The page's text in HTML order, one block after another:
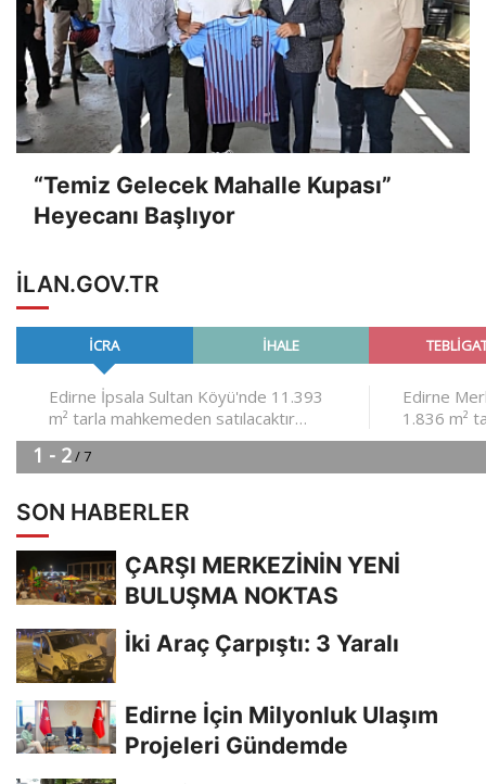
“Temiz Gelecek Mahalle Kupası”
Heyecanı Başlıyor
ILAN.GOV.TR
SON HABERLER
ÇARŞI MERKEZİNİN YENİ
BULUŞMA NOKTAS
İki Araç Çarpıştı: 3 Yaralı
Edirne İçin Milyonluk Ulaşım
Projeleri Gündemde